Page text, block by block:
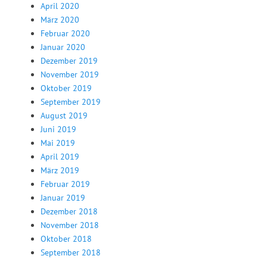
April 2020
März 2020
Februar 2020
Januar 2020
Dezember 2019
November 2019
Oktober 2019
September 2019
August 2019
Juni 2019
Mai 2019
April 2019
März 2019
Februar 2019
Januar 2019
Dezember 2018
November 2018
Oktober 2018
September 2018